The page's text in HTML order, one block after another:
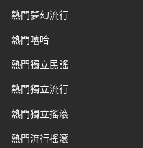
熱門夢幻流行
熱門嘻哈
熱門獨立民謠
熱門獨立流行
熱門獨立搖滾
熱門流行搖滾